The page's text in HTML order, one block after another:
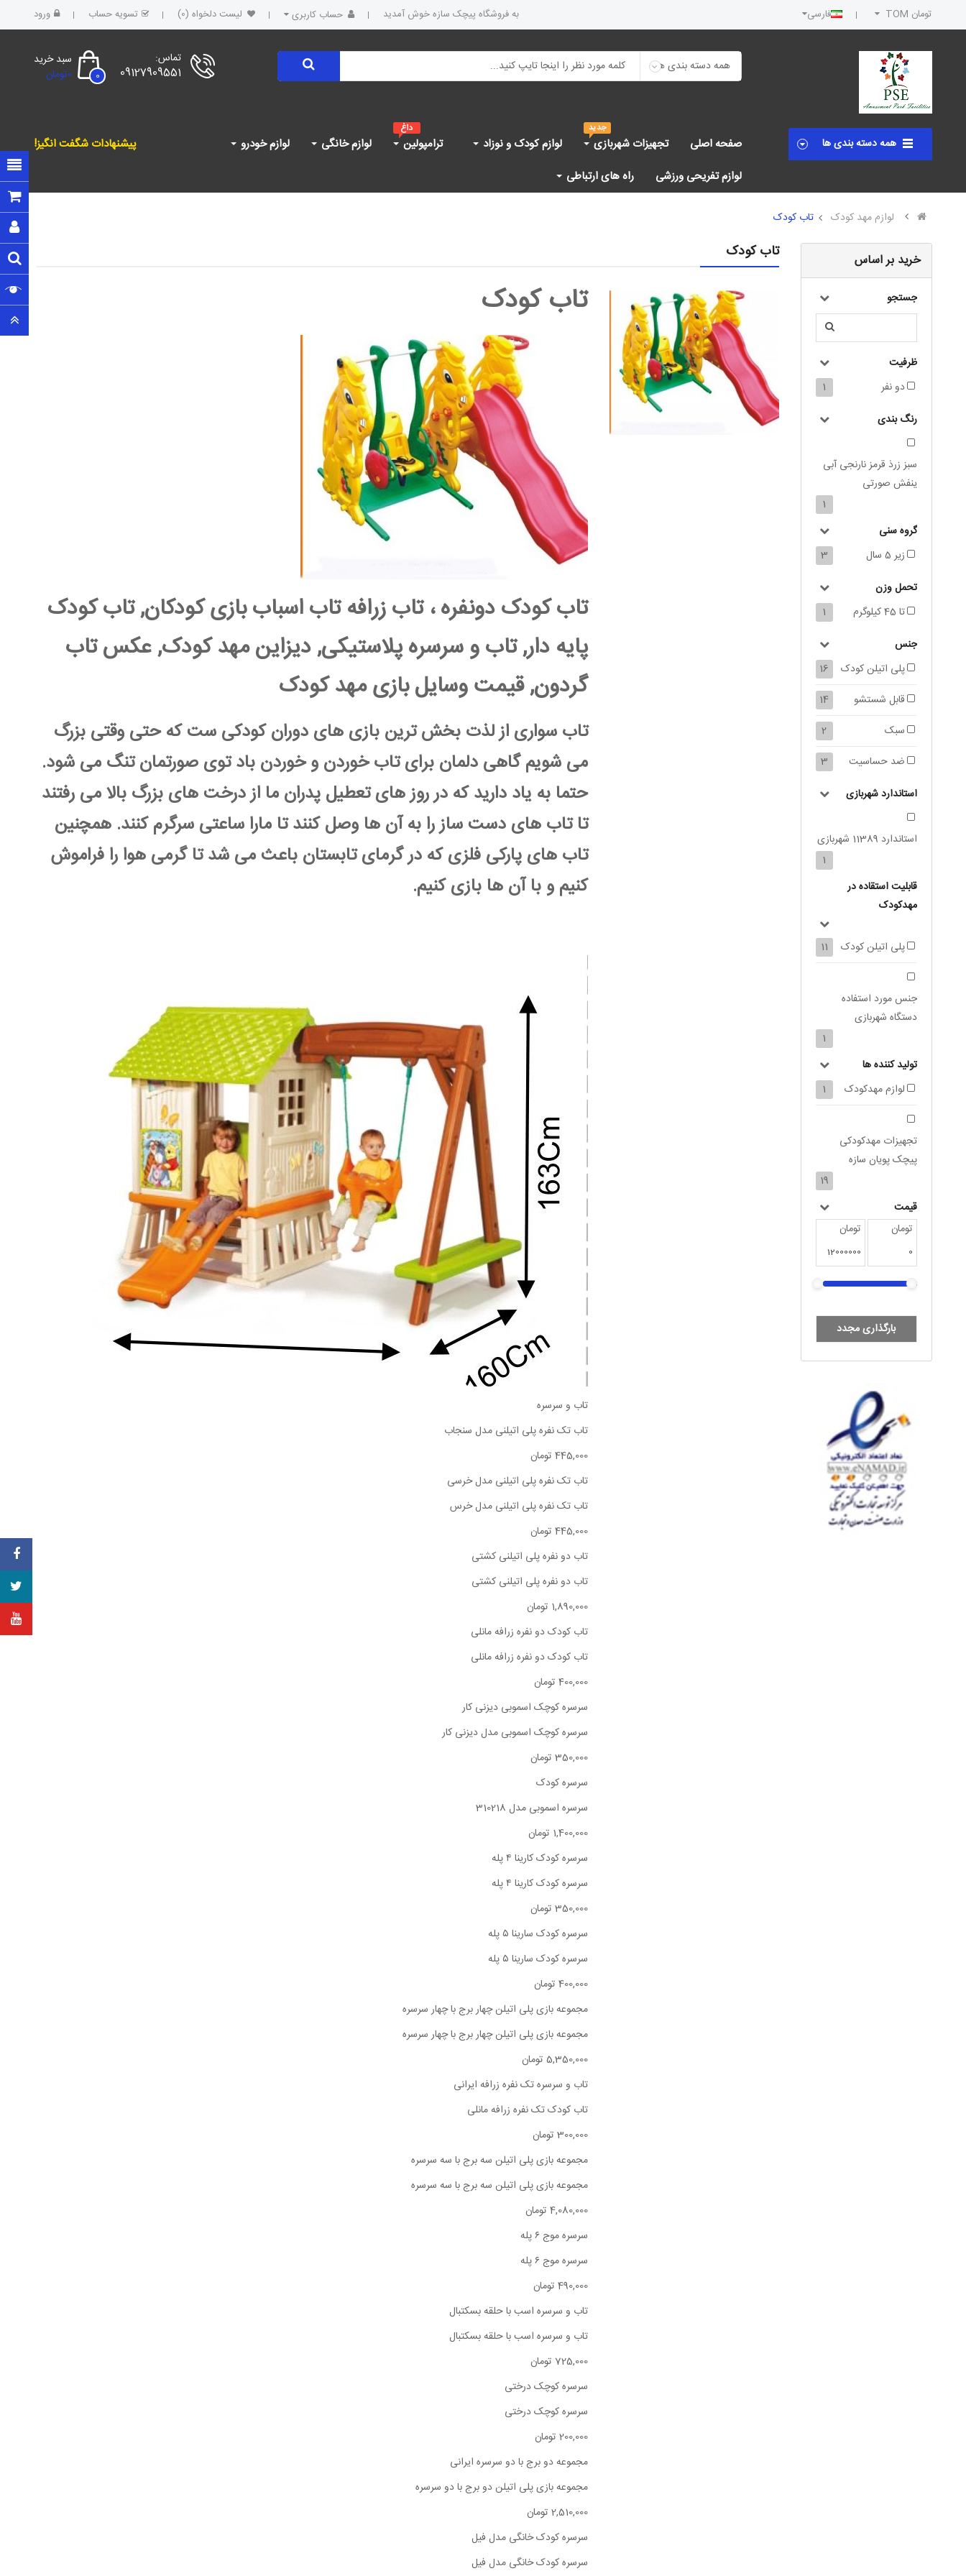
تومان TOM فارسی به فروشگاه پیچک سازه خوش آمدید حساب کاربری لیست دلخواه (0) تسویه حساب ورود
سبد خرید
0 0تومان
تماس:
09127909551
همه دسته بندی ها صفحه اصلی تجهیزات شهربازی لوازم کودک و نوزاد ترامپولین لوازم خانگی پیشنهادات شگفت انگیز!
لوازم خودرو
لوازم تفریحی ورزشی
راه های ارتباطی
لوازم مهد کودک تاب کودک
خرید بر اساس
جستجو
ظرفیت
دو نفر
1
رنگ بندی
سبز زرذ قرمز نارنجی آبی
ینفش صورتی
1
گروه سنی
زیر 5 سال
3
تحمل وزن
تا 45 کیلوگرم
1
جنس
پلی اتیلن کودک
16
قابل شستشو
14
سبک
2
ضد حساسیت
3
استاندارد شهربازی
استاندارد 11389 شهربازی
1
قابلیت استقاده در
مهدکودک
پلی اتیلن کودک 11
جنس مورد استفاده
دستگاه شهربازی
1
تولید کننده ها
لوازم مهدکودک
1
تجهیزات مهدکودکی
پیچک پویان سازه
19
قیمت
تومان
تومان
بارگذاری مجدد
تاب کودک
تاب کودک
تاب کودک دونفره ، تاب زرافه تاب اسباب بازی کودکان, تاب کودک
پایه دار, تاب و سرسره پلاستیکی, دیزاین مهد کودک, عکس تاب
گردون, قیمت وسایل بازی مهد کودک
تاب سواری از لذت بخش ترین بازی های دوران کودکی ست که حتی وقتی بزرگ
می شویم گاهی دلمان برای تاب خوردن و خوردن باد توی صورتمان تنگ می شود.
حتما به یاد دارید که در روز های تعطیل پدران ما از درخت های بزرگ بالا می رفتند
تا تاب های دست ساز را به آن ها وصل کنند تا مارا ساعتی سرگرم کنند. همچنین
تاب های پارکی فلزی که در گرمای تابستان باعث می شد تا گرمی هوا را فراموش
کنیم و با آن ها بازی کنیم.
تاب و سرسره
تاب تک نفره پلی اتیلنی مدل سنجاب
445,000 تومان
تاب تک نفره پلی اتیلنی مدل خرسی
تاب تک نفره پلی اتیلنی مدل خرس
445,000 تومان
تاب دو نفره پلی اتیلنی کشتی
تاب دو نفره پلی اتیلنی کشتی
1,890,000 تومان
تاب کودک دو نفره زرافه مانلی
تاب کودک دو نفره زرافه مانلی
400,000 تومان
سرسره کوچک اسموبی دیزنی کار
سرسره کوچک اسموبی مدل دیزنی کار
350,000 تومان
سرسره کودک
سرسره اسموبی مدل 310218
1,400,000 تومان
سرسره کودک کارینا ۴ پله
سرسره کودک کارینا ۴ پله
350,000 تومان
سرسره کودک سارینا ۵ پله
سرسره کودک سارینا ۵ پله
400,000 تومان
مجموعه بازی پلی اتیلن چهار برج با چهار سرسره
مجموعه بازی پلی اتیلن چهار برج با چهار سرسره
5,350,000 تومان
تاب و سرسره تک نفره زرافه ایرانی
تاب کودک تک نفره زرافه مانلی
300,000 تومان
مجموعه بازی پلی اتیلن سه برج با سه سرسره
مجموعه بازی پلی اتیلن سه برج با سه سرسره
4,080,000 تومان
سرسره موج ۶ پله
سرسره موج ۶ پله
490,000 تومان
تاب و سرسره اسب با حلقه بسکتبال
تاب و سرسره اسب با حلقه بسکتبال
725,000 تومان
سرسره کوچک درختی
سرسره کوچک درختی
200,000 تومان
مجموعه دو برج با دو سرسره ایرانی
مجموعه بازی پلی اتیلن دو برج با دو سرسره
2,510,000 تومان
سرسره کودک خانگی مدل فیل
سرسره کودک خانگی مدل فیل